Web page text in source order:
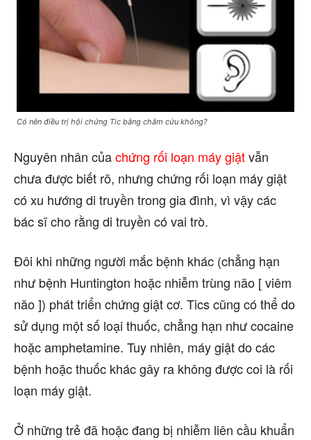
Có nên điều trị hội chứng Tic bằng châm cứu không?
Nguyên nhân củachứng rối loạn máy giậtvẫn
chưa được biết rõ, nhưng chứng rối loạn máy giật
có xu hướng di truyền trong gia đình, vì vậy các
bác sĩ cho rằng di truyền có vai trò.
Đôi khi những người mắc bệnh khác (chẳng hạn
như bệnh Huntington hoặc nhiễm trùng não [ viêm
não ]) phát triển chứng giật cơ. Tics cũng có thể do
sử dụng một số loại thuốc, chẳng hạn như cocaine
hoặc amphetamine. Tuy nhiên, máy giật do các
bệnh hoặc thuốc khác gây ra không được coi là rối
loạn máy giật.
Ở những trẻ đã hoặc đang bị nhiễm liên cầu khuẩn